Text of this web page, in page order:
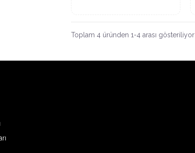
Toplam 4 üründen 1-4 arası gösteriliyor